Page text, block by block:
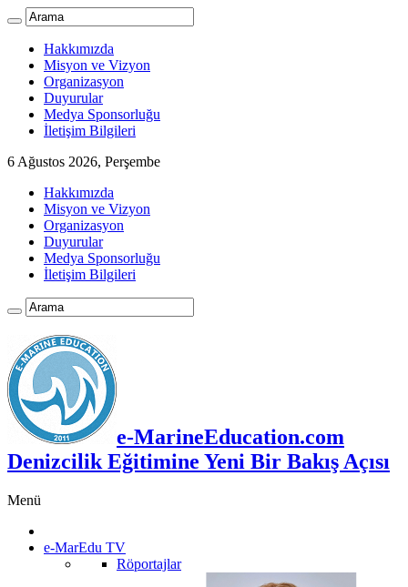
Hakkımızda
Misyon ve Vizyon
Organizasyon
Duyurular
Medya Sponsorluğu
İletişim Bilgileri
6 Ağustos 2026, Perşembe
Hakkımızda
Misyon ve Vizyon
Organizasyon
Duyurular
Medya Sponsorluğu
İletişim Bilgileri
e-MarineEducation.com
Denizcilik Eğitimine Yeni Bir Bakış Açısı
Menü
e-MarEdu TV
Röportajlar